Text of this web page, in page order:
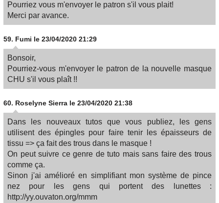
Pourriez vous m'envoyer le patron s'il vous plait!
Merci par avance.
59. Fumi le 23/04/2020 21:29
Bonsoir,
Pourriez-vous m'envoyer le patron de la nouvelle masque
CHU s'il vous plaît !!
60. Roselyne Sierra le 23/04/2020 21:38
Dans les nouveaux tutos que vous publiez, les gens
utilisent des épingles pour faire tenir les épaisseurs de
tissu => ça fait des trous dans le masque !
On peut suivre ce genre de tuto mais sans faire des trous
comme ça.
Sinon j'ai amélioré en simplifiant mon système de pince
nez pour les gens qui portent des lunettes :
http://yy.ouvaton.org/mmm